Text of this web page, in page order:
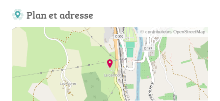
Plan et adresse
© contributeurs OpenStreetMap